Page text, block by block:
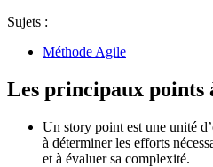
Sujets :
Méthode Agile
Les principaux points
Un story point est une unité
à déterminer les efforts
et à évaluer sa complexité.